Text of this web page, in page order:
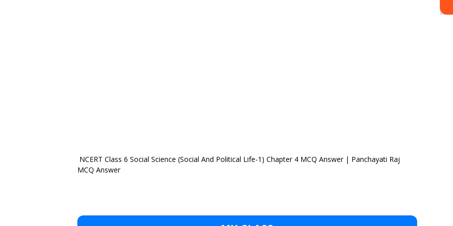
NCERT Class 6 Social Science (Social And Political Life-1) Chapter 4 MCQ Answer | Panchayati Raj
MCQ Answer